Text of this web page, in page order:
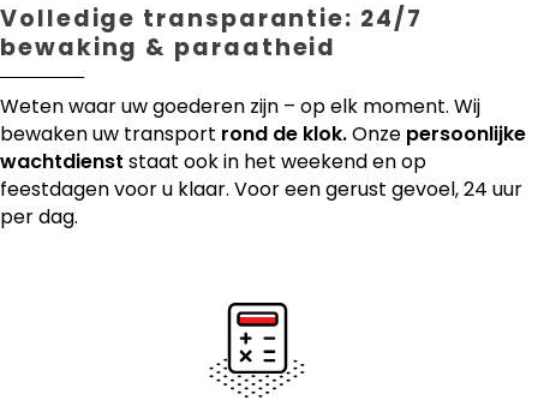
Volledige transparantie: 24/7
bewaking & paraatheid
Weten waar uw goederen zijn – op elk moment. Wij
bewaken uw transport rond de klok.Onze persoonlijke
wachtdienst staat ook in het weekend en op
feestdagen voor u klaar. Voor een gerust gevoel, 24 uur
per dag.